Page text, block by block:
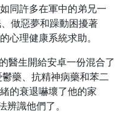
同許多在軍中的弟兄一
做惡夢和躁動困擾著
心理健康系統求助。
醫生開給安卓一份混合了
藥、抗精神病藥和苯二
的衰退嚇壞了他的家
識他們了。